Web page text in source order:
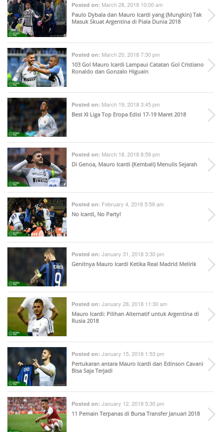
Posted on: March 28, 2018 10:00 am
Paulo Dybala dan Mauro Icardi yang (Mungkin) Tak
Masuk Skuat Argentina di Piala Dunia 2018
Posted on: March 20, 2018 7:30 pm
103 Gol Mauro Icardi Lampaui Catatan Gol Cristiano
Ronaldo dan Gonzalo Higuain
Posted on: March 19, 2018 3:45 pm
Best XI Liga Top Eropa Edisi 17-19 Maret 2018
Posted on: March 18, 2018 8:59 pm
Di Genoa, Mauro Icardi (Kembali) Menulis Sejarah
Posted on: February 4, 2018 5:59 am
No Icardi, No Party!
Posted on: January 31, 2018 3:30 pm
Genitnya Mauro Icardi Ketika Real Madrid Melirik
Posted on: January 28, 2018 11:30 am
Mauro Icardi: Pilihan Alternatif untuk Argentina di
Rusia 2018
Posted on: January 15, 2018 1:53 pm
Pertukaran antara Mauro Icardi dan Edinson Cavani
Bisa Saja Terjadi
Posted on: January 12, 2018 5:30 pm
11 Pemain Terpanas di Bursa Transfer Januari 2018